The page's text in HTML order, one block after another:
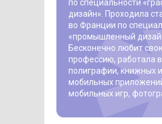
по специальности
дизайн»‎. Проходила
во Франции по
«‎промышленный
Бесконечно любит
профессию, работала
полиграфии, книжных
мобильных
мобильных игр,